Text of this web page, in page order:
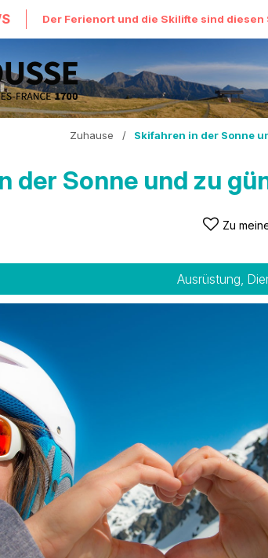
Der Ferienort und die Skilifte sind
Zuhause / Skifahren in der Sonne
der Sonne und zu
Zu
Ausrüstung,